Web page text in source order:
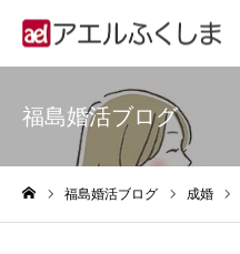
福島婚活ブログ
福島婚活ブログ 成婚